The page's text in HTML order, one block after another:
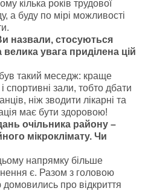
кілька років трудової
а буду по мірі можливості
назвали, стосуються
увага приділена цій
такий меседж: краще
спортивні зали, тобто дбати
ніж зводити лікарні та
має бути здоровою!
очільника району –
мікроклімату. Чи
напрямку більше
є. Разом з головою
про відкриття